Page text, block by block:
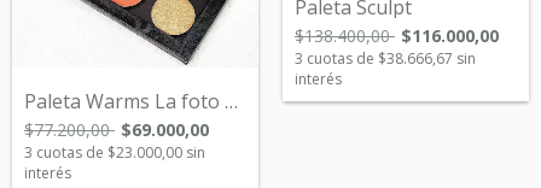
Paleta Sculpt
$138.400,00 $116.000,00
3 cuotas de $38.666,67 sin
interés
Paleta Warms La foto de portada es ilust...
$77.200,00 $69.000,00
3 cuotas de $23.000,00 sin
interés